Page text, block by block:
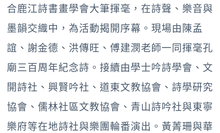
合鹿江詩書畫學會大筆揮毫，在詩聲、樂音與
墨韻交織中，為活動揭開序幕。現場由陳孟
誼、謝金德、洪傳旺、傅建潣老師一同揮毫孔
廟三百周年紀念詩。接續由學士吟詩學會、文
開詩社、興賢吟社、道東文教協會、詩學研究
協會、儒林社區文教協會、青山詩吟社與東寧
樂府等在地詩社與樂團輪番演出。黃菁珊與華